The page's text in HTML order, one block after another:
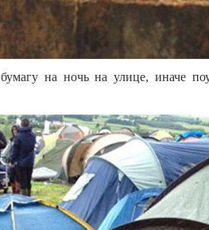
на ночь на улице, иначе